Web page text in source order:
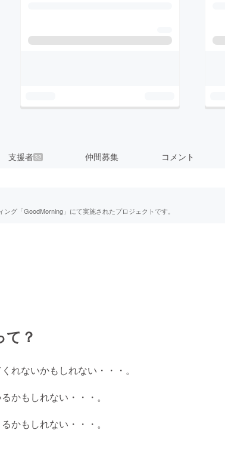
支援者32 仲間募集 コメント
グ「GoodMorning」にて実施されたプロジェクトです。
？
れないかもしれない・・・。
かもしれない・・・。
かもしれない・・・。